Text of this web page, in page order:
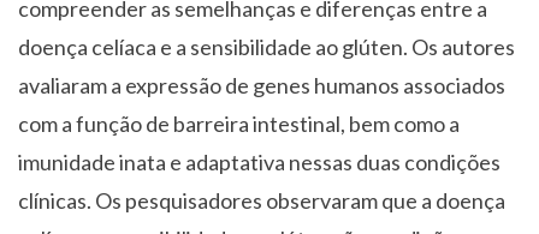
compreender as semelhanças e diferenças entre a
doença celíaca e a sensibilidade ao glúten. Os autores
avaliaram a expressão de genes humanos associados
com a função de barreira intestinal, bem como a
imunidade inata e adaptativa nessas duas condições
clínicas. Os pesquisadores observaram que a doença